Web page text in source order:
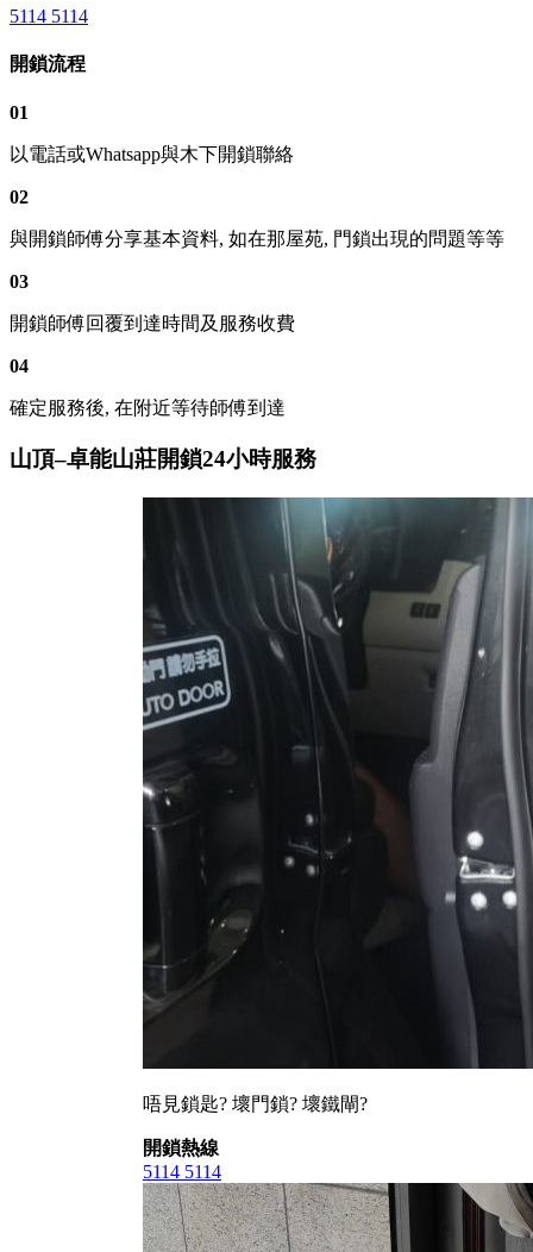
5114 5114
開鎖流程
01
以電話或Whatsapp與木下開鎖聯絡
02
與開鎖師傅分享基本資料, 如在那屋苑, 門鎖出現的問題等等
03
開鎖師傅回覆到達時間及服務收費
04
確定服務後, 在附近等待師傅到達
山頂–卓能山莊開鎖24小時服務
唔見鎖匙? 壞門鎖? 壞鐵閘?
開鎖熱線
5114 5114